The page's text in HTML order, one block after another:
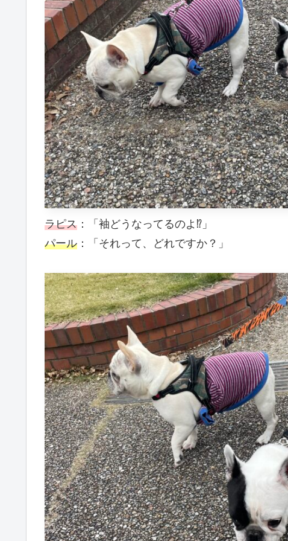
ラピス ：「袖どうなってるのよ⁉︎」
パール ：「それって、どれですか？」